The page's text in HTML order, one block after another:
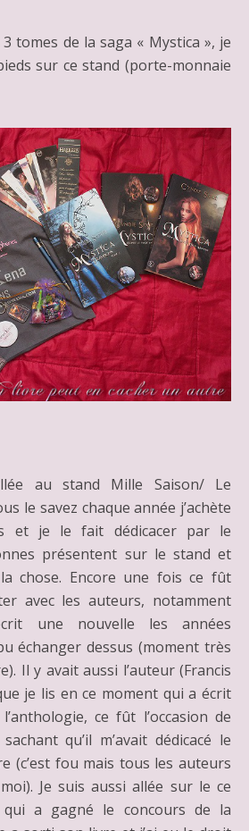
tomes de la saga « Mystica », je
sur ce stand (porte-monnaie
au stand Mille Saison/ Le
le savez chaque année j’achète
et je le fait dédicacer par le
présentent sur le stand et
chose. Encore une fois ce fût
avec les auteurs, notamment
une nouvelle les années
échanger dessus (moment très
Il y avait aussi l’auteur (Francis
je lis en ce moment qui a écrit
ce fût l’occasion de
qu’il m’avait dédicacé le
(c’est fou mais tous les auteurs
Je suis aussi allée sur le ce
qui a gagné le concours de la